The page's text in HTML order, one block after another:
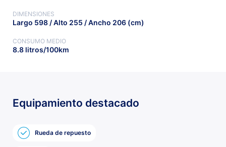
DIMENSIONES
Largo 598 / Alto 255 / Ancho 206 (cm)
CONSUMO MEDIO
8.8 litros/100km
Equipamiento destacado
Rueda de repuesto